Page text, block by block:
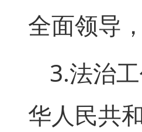
全面领导
3.法治
华人民共